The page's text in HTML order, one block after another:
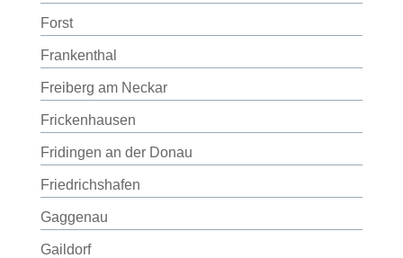
Forst
Frankenthal
Freiberg am Neckar
Frickenhausen
Fridingen an der Donau
Friedrichshafen
Gaggenau
Gaildorf